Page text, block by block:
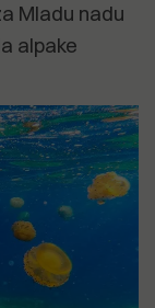
Mladu nadu
alpake